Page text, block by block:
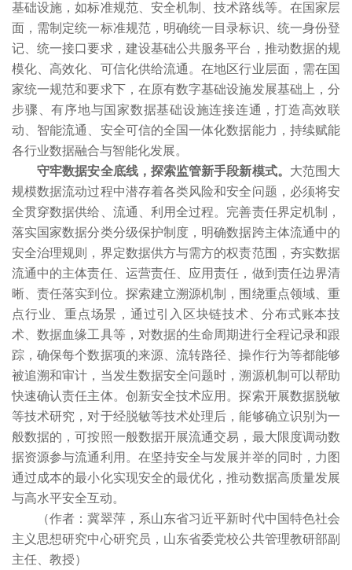
基础设施，如标准规范、安全机制、技术路线等。在国家层
面，需制定统一标准规范，明确统一目录标识、统一身份登
记、统一接口要求，建设基础公共服务平台，推动数据的规
模化、高效化、可信化供给流通。在地区行业层面，需在国
家统一规范和要求下，在原有数字基础设施发展基础上，分
步骤、有序地与国家数据基础设施连接连通，打造高效联
动、智能流通、安全可信的全国一体化数据能力，持续赋能
各行业数据融合与智能化发展。
守牢数据安全底线，探索监管新手段新模式。 大范围大
规模数据流动过程中潜存着各类风险和安全问题，必须将安
全贯穿数据供给、流通、利用全过程。完善责任界定机制，
落实国家数据分类分级保护制度，明确数据跨主体流通中的
安全治理规则，界定数据供方与需方的权责范围，夯实数据
流通中的主体责任、运营责任、应用责任，做到责任边界清
晰、责任落实到位。探索建立溯源机制，围绕重点领域、重
点行业、重点场景，通过引入区块链技术、分布式账本技
术、数据血缘工具等，对数据的生命周期进行全程记录和跟
踪，确保每个数据项的来源、流转路径、操作行为等都能够
被追溯和审计，当发生数据安全问题时，溯源机制可以帮助
快速确认责任主体。创新安全技术应用。探索开展数据脱敏
等技术研究，对于经脱敏等技术处理后，能够确立识别为一
般数据的，可按照一般数据开展流通交易，最大限度调动数
据资源参与流通利用。在坚持安全与发展并举的同时，力图
通过成本的最小化实现安全的最优化，推动数据高质量发展
与高水平安全互动。
（作者：冀翠萍，系山东省习近平新时代中国特色社会
主义思想研究中心研究员，山东省委党校公共管理教研部副
主任、教授）